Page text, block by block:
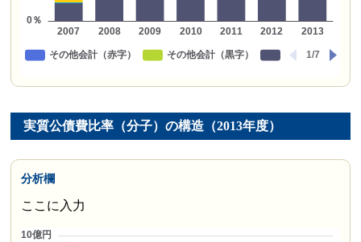
実質公債費比率（分子）の構造（2013年度）
分析欄
ここに入力